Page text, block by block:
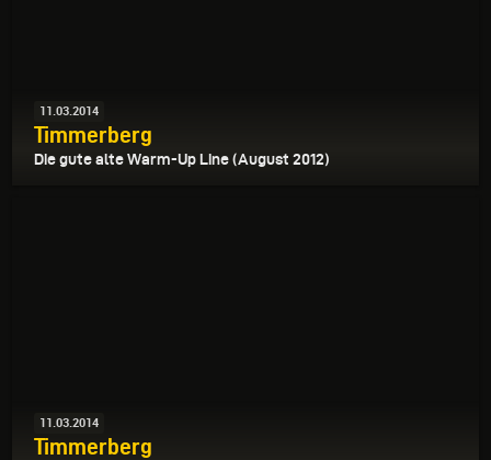
11.03.2014
Timmerberg
Die gute alte Warm-Up Line (August 2012)
11.03.2014
Timmerberg